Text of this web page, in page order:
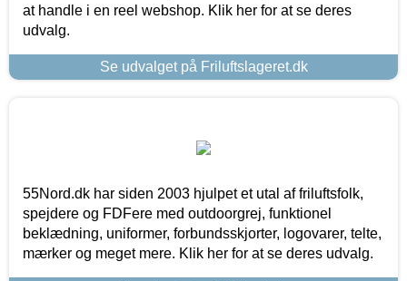
at handle i en reel webshop. Klik her for at se deres
udvalg.
Se udvalget på Friluftslageret.dk
55Nord.dk har siden 2003 hjulpet et utal af friluftsfolk,
spejdere og FDFere med outdoorgrej, funktionel
beklædning, uniformer, forbundsskjorter, logovarer, telte,
mærker og meget mere. Klik her for at se deres udvalg.